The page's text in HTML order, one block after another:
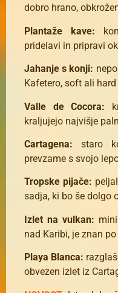
dobro hrano,
Plantaže kave:
pridelavi in pripravi
Jahanje s konji:
Kafetero, soft ali hard
Valle de Cocora:
kraljujejo najvišje
Cartagena: staro
prevzame s svojo
Tropske pijače:
sadja, ki bo še dolgo
Izlet na vulkan:
nad Karibi, je znan
Playa Blanca:
obvezen izlet iz